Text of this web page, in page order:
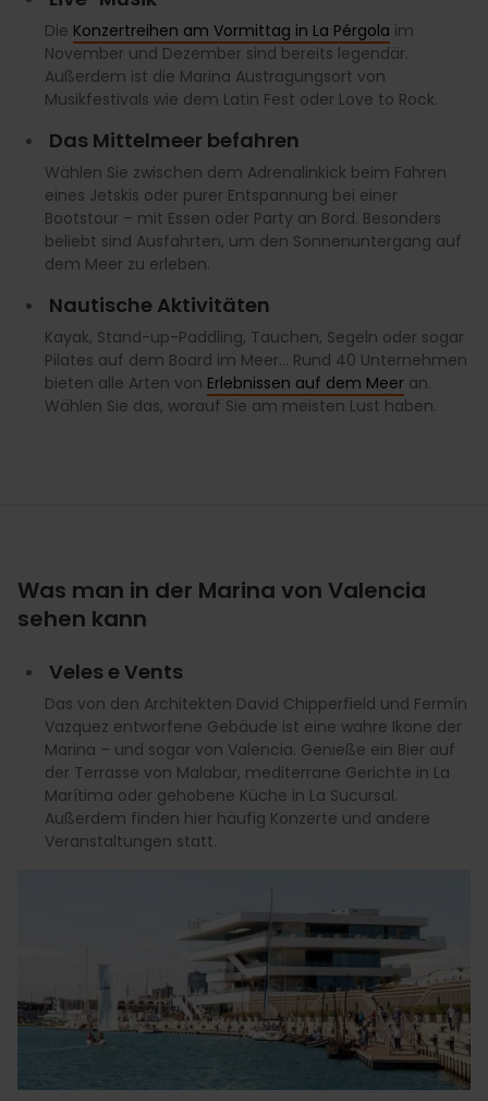
Die Konzertreihen am Vormittag in La Pérgola im
November und Dezember sind bereits legendär.
Außerdem ist die Marina Austragungsort von
Musikfestivals wie dem Latin Fest oder Love to Rock.
Das Mittelmeer befahren
Wählen Sie zwischen dem Adrenalinkick beim Fahren
eines Jetskis oder purer Entspannung bei einer
Bootstour – mit Essen oder Party an Bord. Besonders
beliebt sind Ausfahrten, um den Sonnenuntergang auf
dem Meer zu erleben.
Nautische Aktivitäten
Kayak, Stand-up-Paddling, Tauchen, Segeln oder sogar
Pilates auf dem Board im Meer… Rund 40 Unternehmen
bieten alle Arten von Erlebnissen auf dem Meer an.
Wählen Sie das, worauf Sie am meisten Lust haben.
Was man in der Marina von Valencia
sehen kann
Veles e Vents
Das von den Architekten David Chipperfield und Fermín
Vazquez entworfene Gebäude ist eine wahre Ikone der
Marina – und sogar von Valencia. Genieße ein Bier auf
der Terrasse von Malabar, mediterrane Gerichte in La
Marítima oder gehobene Küche in La Sucursal.
Außerdem finden hier häufig Konzerte und andere
Veranstaltungen statt.